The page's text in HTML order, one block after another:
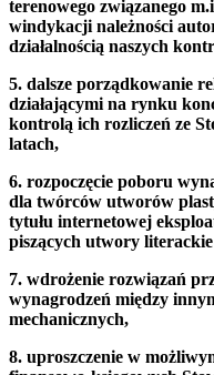
terenowego związanego
windykacji należności
działalnością naszych
5. dalsze porządkowanie
działającymi na rynku
kontrolą ich rozliczeń ze
latach,
6. rozpoczęcie poboru
dla twórców utworów
tytułu internetowej
piszących utwory
7. wdrożenie rozwiązań
wynagrodzeń między
mechanicznych,
8. uproszczenie w